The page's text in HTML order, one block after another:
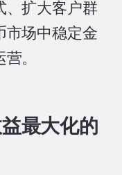
、扩大客户群
市场中稳定金
。
最大化的